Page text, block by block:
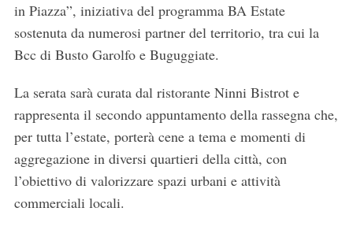
in Piazza”, iniziativa del programma BA Estate
sostenuta da numerosi partner del territorio, tra cui la
Bcc di Busto Garolfo e Buguggiate.
La serata sarà curata dal ristorante Ninni Bistrot e
rappresenta il secondo appuntamento della rassegna che,
per tutta l’estate, porterà cene a tema e momenti di
aggregazione in diversi quartieri della città, con
l’obiettivo di valorizzare spazi urbani e attività
commerciali locali.